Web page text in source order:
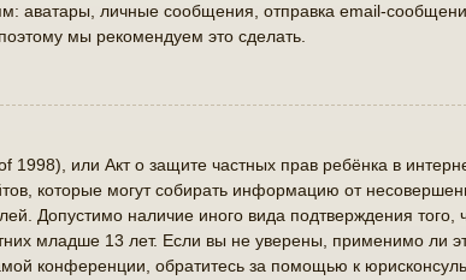
аватары, личные сообщения, отправка email-
мы рекомендуем это сделать.
1998), или Акт о защите частных прав ребёнка в
которые могут собирать информацию от
Допустимо наличие иного вида подтверждения
младше 13 лет. Если вы не уверены, применимо ли
конференции, обратитесь за помощью к